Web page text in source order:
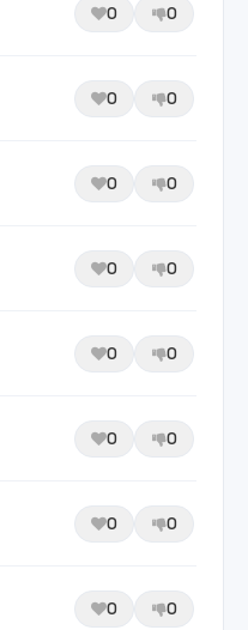
0 0
0 0
0 0
0 0
0 0
0 0
0 0
0 0